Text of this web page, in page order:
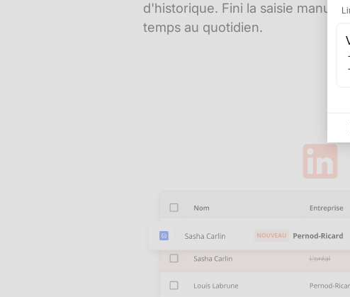
d'historique. Fini la saisie
temps au quotidien.